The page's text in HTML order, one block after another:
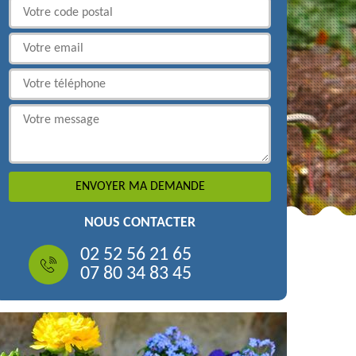
NOUS CONTACTER
02 52 56 21 65
07 80 34 83 45